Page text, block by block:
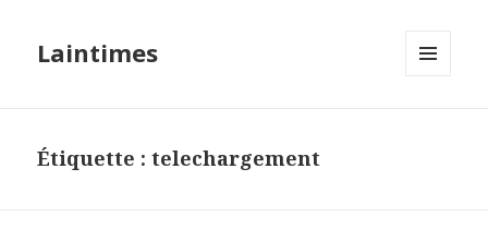
Laintimes
Étiquette :telechargement